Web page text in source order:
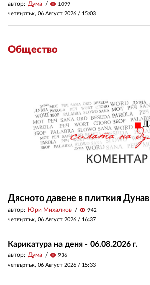
автор: Дума visibility 1099
четвъртък, 06 Август 2026 / 15:03
Общество
Дясното давене в плиткия Дунав
автор: Юри Михалков visibility 942
четвъртък, 06 Август 2026 / 16:37
Карикатура на деня - 06.08.2026 г.
автор: Дума visibility 936
четвъртък, 06 Август 2026 / 15:33